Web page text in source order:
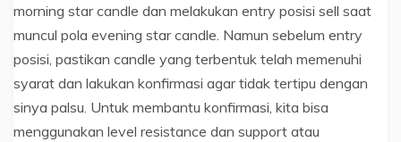
morning star candle dan melakukan entry posisi sell saat
muncul pola evening star candle. Namun sebelum entry
posisi, pastikan candle yang terbentuk telah memenuhi
syarat dan lakukan konfirmasi agar tidak tertipu dengan
sinya palsu. Untuk membantu konfirmasi, kita bisa
menggunakan level resistance dan support atau